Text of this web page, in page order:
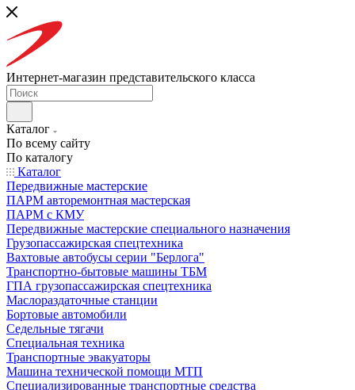
Интернет-магазин представительского класса
Каталог
По всему сайту
По каталогу
Каталог
Передвижные мастерские
ПАРМ авторемонтная мастерская
ПАРМ с КМУ
Передвижные мастерские специального назначения
Грузопассажирская спецтехника
Вахтовые автобусы серии "Берлога"
Транспортно-бытовые машины ТБМ
ГПА грузопассажирская спецтехника
Маслораздаточные станции
Бортовые автомобили
Седельные тягачи
Специальная техника
Транспортные эвакуаторы
Машина технической помощи МТП
Специализированные транспортные средства